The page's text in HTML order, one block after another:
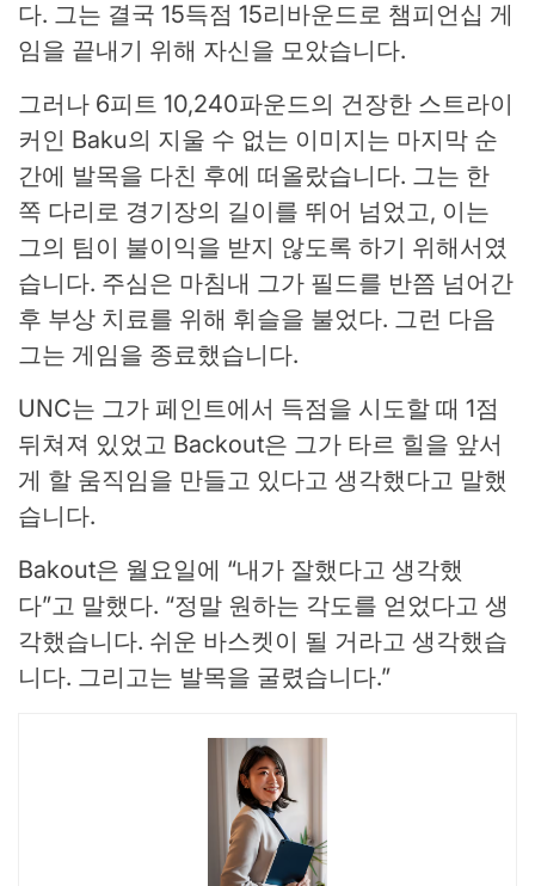
다. 그는 결국 15득점 15리바운드로 챔피언십 게
임을 끝내기 위해 자신을 모았습니다.
그러나 6피트 10,240파운드의 건장한 스트라이
커인 Baku의 지울 수 없는 이미지는 마지막 순
간에 발목을 다친 후에 떠올랐습니다. 그는 한
쪽 다리로 경기장의 길이를 뛰어 넘었고, 이는
그의 팀이 불이익을 받지 않도록 하기 위해서였
습니다. 주심은 마침내 그가 필드를 반쯤 넘어간
후 부상 치료를 위해 휘슬을 불었다. 그런 다음
그는 게임을 종료했습니다.
UNC는 그가 페인트에서 득점을 시도할 때 1점
뒤쳐져 있었고 Backout은 그가 타르 힐을 앞서
게 할 움직임을 만들고 있다고 생각했다고 말했
습니다.
Bakout은 월요일에 “내가 잘했다고 생각했
다”고 말했다. “정말 원하는 각도를 얻었다고 생
각했습니다. 쉬운 바스켓이 될 거라고 생각했습
니다. 그리고는 발목을 굴렸습니다.”